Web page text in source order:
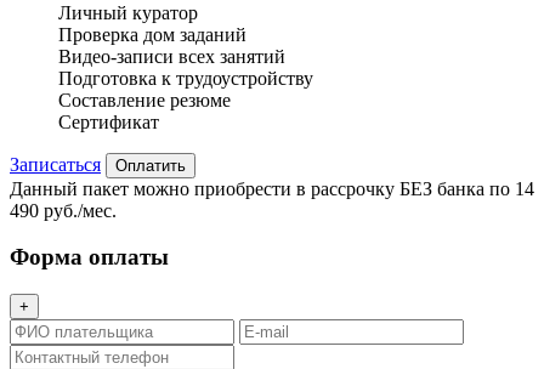
Личный куратор
Проверка дом заданий
Видео-записи всех занятий
Подготовка к трудоустройству
Составление резюме
Сертификат
Записаться Оплатить
Данный пакет можно приобрести в рассрочку БЕЗ банка по 14
490 руб./мес.
Форма оплаты
+